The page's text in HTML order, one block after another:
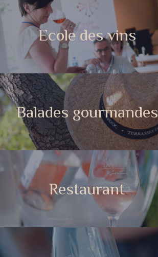
Ecole des vins
Balades gourmandes
Restaurant